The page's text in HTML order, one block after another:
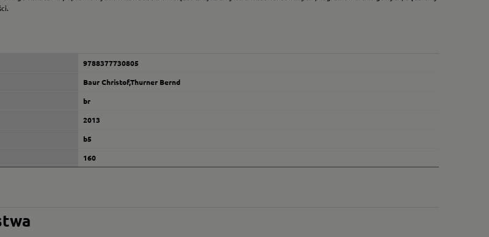
9788377730805
Baur Christof,Thurner Bernd
br
2013
b5
160